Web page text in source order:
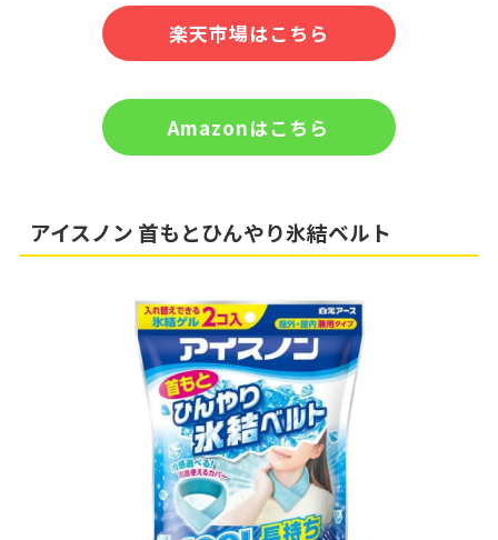
楽天市場はこちら
Amazonはこちら
アイスノン 首もとひんやり氷結ベルト